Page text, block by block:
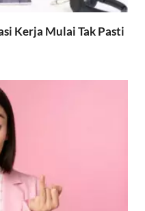
Kerja Mulai Tak Pasti